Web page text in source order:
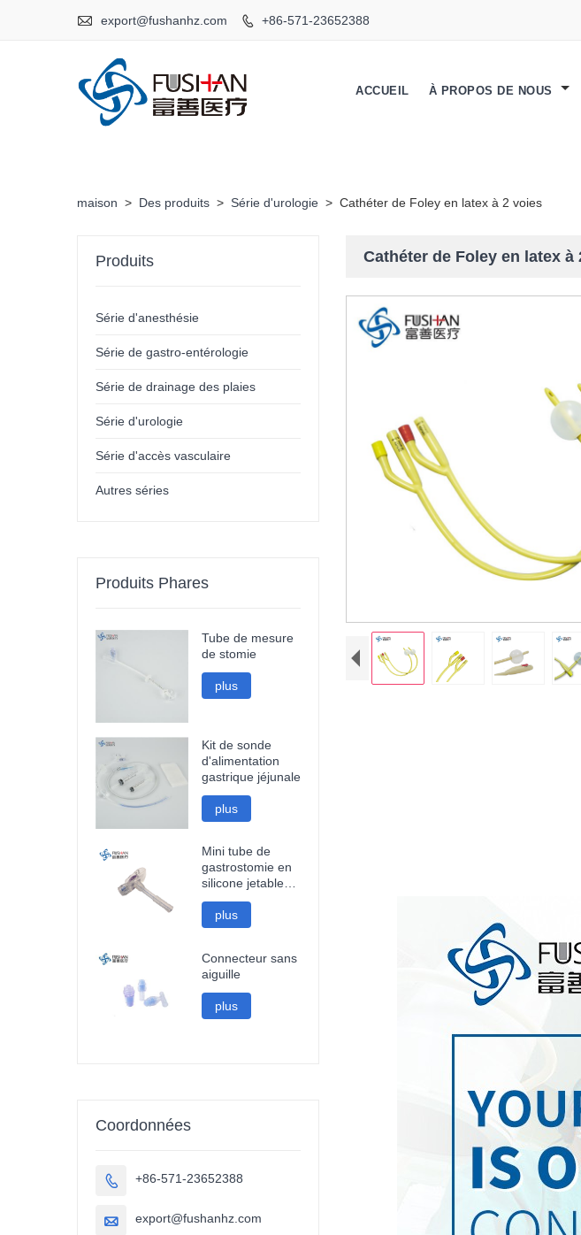
 export@fushanhz.com  +86-571-23652388
ACCUEIL À PROPOS DE NOUS
maison > Des produits > Série d'urologie > Cathéter de Foley en latex à 2 voies
Cathéter de Foley en latex à
Produits
Série d'anesthésie
Série de gastro-entérologie
Série de drainage des plaies
Série d'urologie
Série d'accès vasculaire
Autres séries
Produits Phares
Tube de mesure
de stomie
plus
Kit de sonde
d'alimentation
gastrique jéjunale
plus
Mini tube de
gastrostomie en
silicone jetable
médical
plus
Connecteur sans
aiguille
plus
Coordonnées
 +86-571-23652388
 export@fushanhz.com